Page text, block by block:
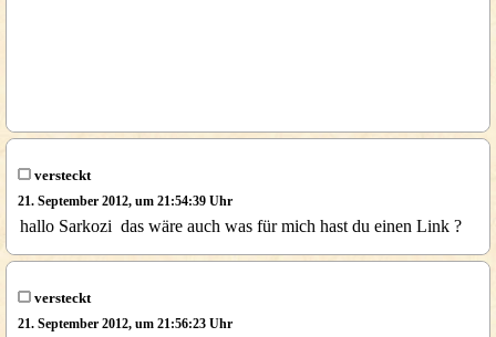
versteckt
21. September 2012, um 21:54:39 Uhr
hallo Sarkozi das wäre auch was für mich hast du einen Link ?
versteckt
21. September 2012, um 21:56:23 Uhr